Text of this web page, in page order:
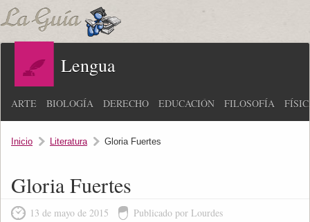
Lengua
ARTE BIOLOGÍA DERECHO EDUCACIÓN FILOSOFÍA
Inicio Literatura Gloria Fuertes
Gloria Fuertes
13 de mayo de 2015 Publicado por Lourdes